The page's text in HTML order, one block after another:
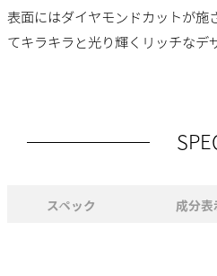
表面にはダイヤモンドカットが施
てキラキラと光り輝くリッチなデ
スペック 成分表